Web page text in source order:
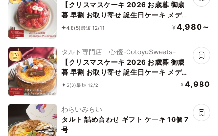
【クリスマスケーキ 2026 お歳暮 御歳
暮 早割 お取り寄せ 誕生日ケーキ メディ
ア掲載店】クリスマス限定 50セット 国
4.8(5)最短 12/11 ¥ 4,980～
タルト専門店 心優-CotoyuSweets-
【クリスマスケーキ 2026 お歳暮 御歳
暮 早割 お取り寄せ 誕生日ケーキ メディ
ア掲載店】クリスマス限定 50セット 国
5(3)最短 12/2 ¥ 4,980
わらいみらい
タルト 詰め合わせ ギフト ケーキ 16個 7
号